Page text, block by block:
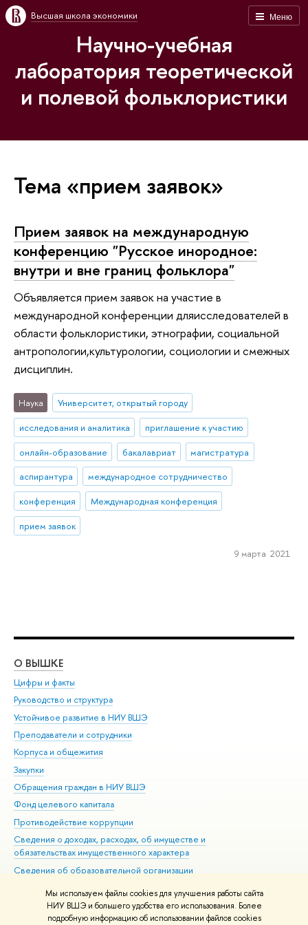
Мы используем файлы cookies для улучшения работы сайта
НИУ ВШЭ и большего удобства его использования. Более
подробную информацию об использовании файлов cookies
Меню
Высшая школа экономики
Научно-учебная
лаборатория теоретической
и полевой фольклористики
Тема «прием заявок»
Прием заявок на международную
конференцию "Русское инородное:
внутри и вне границ фольклора"
Объявляется прием заявок на участие в
международной конференции дляисследователей в
области фольклористики, этнографии, социальной
антропологии,культурологии, социологии и смежных
дисциплин.
Наука
Университет, открытый городу
исследования и аналитика
приглашение к участию
онлайн-образование
бакалавриат
магистратура
аспирантура
международное сотрудничество
конференция
Международная конференция
прием заявок
9 марта 2021
О ВЫШКЕ
Цифры и факты
Руководство и структура
Устойчивое развитие в НИУ ВШЭ
Преподаватели и сотрудники
Корпуса и общежития
Закупки
Обращения граждан в НИУ ВШЭ
Фонд целевого капитала
Противодействие коррупции
Сведения о доходах, расходах, об имуществе и
обязательствах имущественного характера
Сведения об образовательной организации
Людям с ограниченными возможностями здоровья
Единая платежная страница
Работа в Вышке